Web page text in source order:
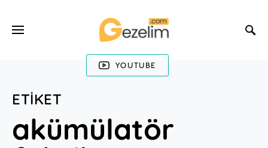
YOUTUBE
ETIKET
akümülatör